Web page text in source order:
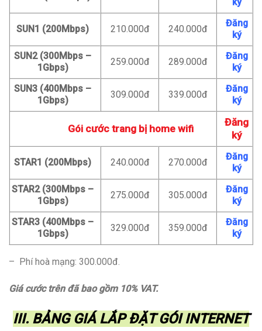
SUN1 (200Mbps) 210.000đ 240.000đ
Đăng
ký
SUN2 (300Mbps –
1Gbps)
259.000đ 289.000đ
Đăng
ký
SUN3 (400Mbps –
1Gbps)
309.000đ 339.000đ
Đăng
ký
Gói cước trang bị home wifi
Đăng
ký
STAR1 (200Mbps) 240.000đ 270.000đ
Đăng
ký
STAR2 (300Mbps –
1Gbps)
275.000đ 305.000đ
Đăng
ký
STAR3 (400Mbps –
1Gbps)
329.000đ 359.000đ
Đăng
ký
– Phí hoà mạng: 300.000đ.
Giá cước trên đã bao gồm 10% VAT.
III. BẢNG GIÁ LẮP ĐẶT GÓI INTERNET